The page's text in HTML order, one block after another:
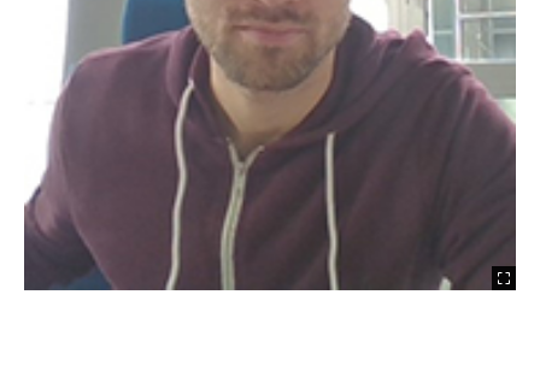
Dr.-Ing. Christoph Seidl
Dr.-Ing. David Wille